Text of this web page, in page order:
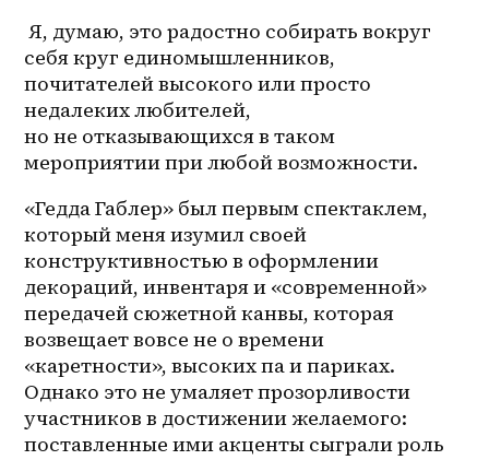
Я, думаю, это радостно собирать вокруг
себя круг единомышленников,
почитателей высокого или просто
недалеких любителей,
но не отказывающихся в таком
мероприятии при любой возможности.
«Гедда Габлер» был первым спектаклем,
который меня изумил своей
конструктивностью в оформлении
декораций, инвентаря и «современной»
передачей сюжетной канвы, которая
возвещает вовсе не о времени
«каретности», высоких па и париках.
Однако это не умаляет прозорливости
участников в достижении желаемого:
поставленные ими акценты сыграли роль